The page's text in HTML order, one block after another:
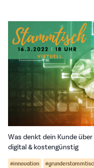
Was denkt dein Kunde
digital & kostengünstig
#innovation